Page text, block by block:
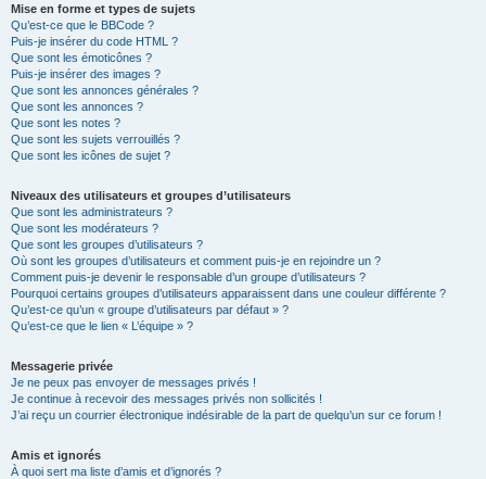
Mise en forme et types de sujets
Qu’est-ce que le BBCode ?
Puis-je insérer du code HTML ?
Que sont les émoticônes ?
Puis-je insérer des images ?
Que sont les annonces générales ?
Que sont les annonces ?
Que sont les notes ?
Que sont les sujets verrouillés ?
Que sont les icônes de sujet ?
Niveaux des utilisateurs et groupes d’utilisateurs
Que sont les administrateurs ?
Que sont les modérateurs ?
Que sont les groupes d’utilisateurs ?
Où sont les groupes d’utilisateurs et comment puis-je en rejoindre un ?
Comment puis-je devenir le responsable d’un groupe d’utilisateurs ?
Pourquoi certains groupes d’utilisateurs apparaissent dans une couleur différente ?
Qu’est-ce qu’un « groupe d’utilisateurs par défaut » ?
Qu’est-ce que le lien « L’équipe » ?
Messagerie privée
Je ne peux pas envoyer de messages privés !
Je continue à recevoir des messages privés non sollicités !
J’ai reçu un courrier électronique indésirable de la part de quelqu’un sur ce forum !
Amis et ignorés
À quoi sert ma liste d’amis et d’ignorés ?